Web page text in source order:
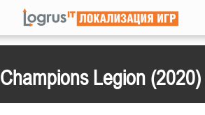
Champions Legion (2020)